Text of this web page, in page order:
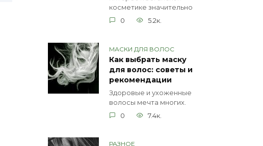
косметике значительно
0
5.2к.
МАСКИ ДЛЯ ВОЛОС
Как выбрать маску
для волос: советы и
рекомендации
Здоровые и ухоженные
волосы мечта многих.
0
7.4к.
РАЗНОЕ